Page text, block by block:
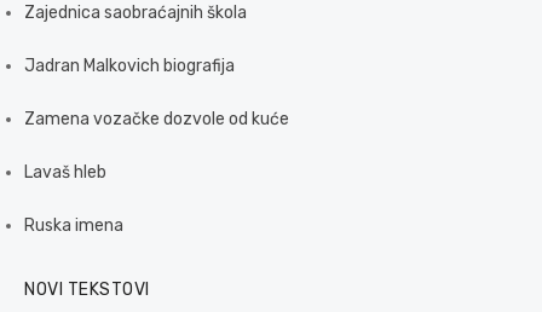
Zajednica saobraćajnih škola
Jadran Malkovich biografija
Zamena vozačke dozvole od kuće
Lavaš hleb
Ruska imena
NOVI TEKSTOVI